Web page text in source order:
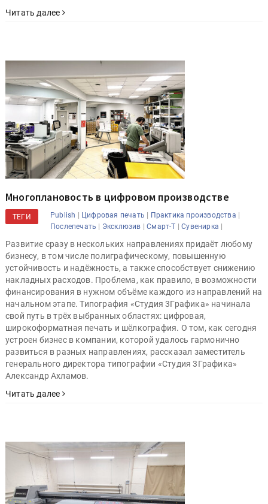
Читать далее
Многоплановость в цифровом производстве
ТЕГИ Publish | Цифровая печать | Практика производства |
Послепечать | Эксклюзив |Смарт-Т |Сувенирка |
Развитие сразу в нескольких направлениях придаёт любому
бизнесу, в том числе полиграфическому, повышенную
устойчивость и надёжность, а также способствует снижению
накладных расходов. Проблема, как правило, в возможности
финансирования в нужном объёме каждого из направлений на
начальном этапе. Типография «Студия 3Графика» начинала
свой путь в трёх выбранных областях: цифровая,
широкоформатная печать и шёлкография. О том, как сегодня
устроен бизнес в компании, которой удалось гармонично
развиться в разных направлениях, рассказал заместитель
генерального директора типографии «Студия 3Графика»
Александр Ахламов.
Читать далее